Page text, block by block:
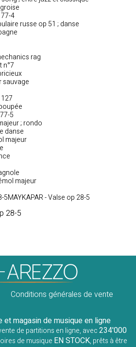
4
russe op 51 ; danse
rag
n°7
sauvage
5
; rondo
danse
majeur
majeur
5MAYKAPAR - Valse op 28-5
28-5
Conditions générales de vente
et magasin de musique en ligne
de partitions en ligne, avec234'000
de musique EN STOCK, prêts à être